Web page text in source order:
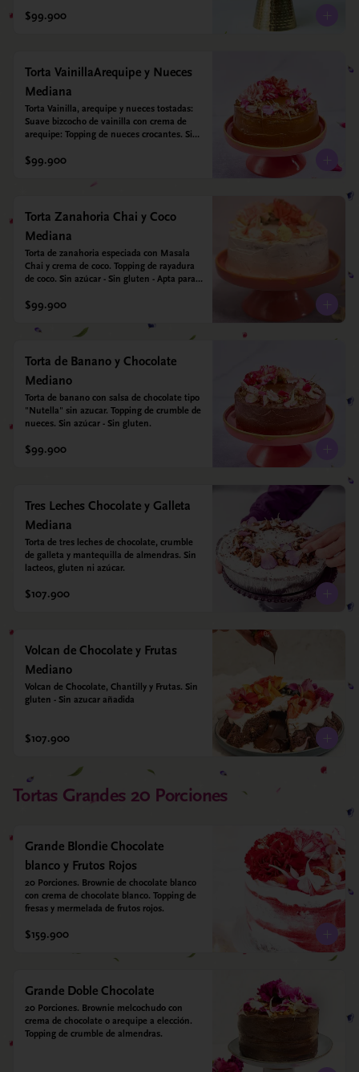
$99.900
Torta VainillaArequipe y Nueces
Mediana
Torta Vainilla, arequipe y nueces tostadas:
Suave bizcocho de vainilla con crema de
arequipe: Topping de nueces crocantes. Sin
$99.900
Torta Zanahoria Chai y Coco
Mediana
Torta de zanahoria especiada con Masala
Chai y crema de coco. Topping de rayadura
de coco. Sin azúcar - Sin gluten - Apta para
y almendras. Endulzada con estevia.
$99.900
Torta de Banano y Chocolate
Mediano
Torta de banano con salsa de chocolate tipo
"Nutella" sin azucar. Topping de crumble de
nueces. Sin azúcar - Sin gluten.
$99.900
Tres Leches Chocolate y Galleta
Mediana
Torta de tres leches de chocolate, crumble
de galleta y mantequilla de almendras. Sin
lacteos, gluten ni azúcar.
$107.900
Volcan de Chocolate y Frutas
Mediano
Volcan de Chocolate, Chantilly y Frutas. Sin
gluten - Sin azucar añadida
$107.900
Tortas Grandes 20 Porciones
Grande Blondie Chocolate
blanco y Frutos Rojos
20 Porciones. Brownie de chocolate blanco
con crema de chocolate blanco. Topping de
fresas y mermelada de frutos rojos.
$159.900
Grande Doble Chocolate
20 Porciones. Brownie melcochudo con
crema de chocolate o arequipe a elección.
Topping de crumble de almendras.